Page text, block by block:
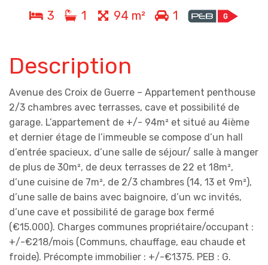
3 1 94 m² 1
Description
Avenue des Croix de Guerre – Appartement penthouse
2/3 chambres avec terrasses, cave et possibilité de
garage. L’appartement de +/- 94m² et situé au 4ième
et dernier étage de l’immeuble se compose d’un hall
d’entrée spacieux, d’une salle de séjour/ salle à manger
de plus de 30m², de deux terrasses de 22 et 18m²,
d’une cuisine de 7m², de 2/3 chambres (14, 13 et 9m²),
d’une salle de bains avec baignoire, d’un wc invités,
d’une cave et possibilité de garage box fermé
(€15.000). Charges communes propriétaire/occupant :
+/-€218/mois (Communs, chauffage, eau chaude et
froide). Précompte immobilier : +/-€1375. PEB : G.